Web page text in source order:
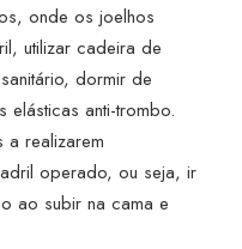
onde os joelhos
utilizar cadeira de
dormir de
elásticas anti-trombo.
a realizarem
operado, ou seja, ir
ao subir na cama e